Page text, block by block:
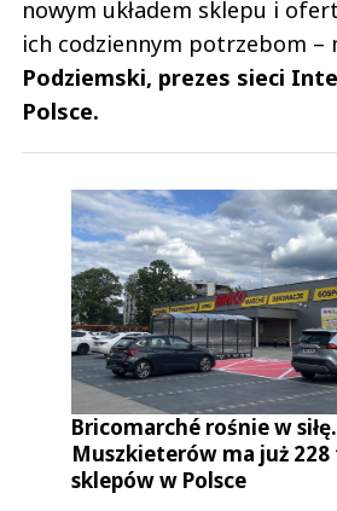
nowym układem sklepu i
ich codziennym potrzebom –
Podziemski, prezes sieci
Polsce.
Bricomarché rośnie w
Muszkieterów ma już
sklepów w Polsce